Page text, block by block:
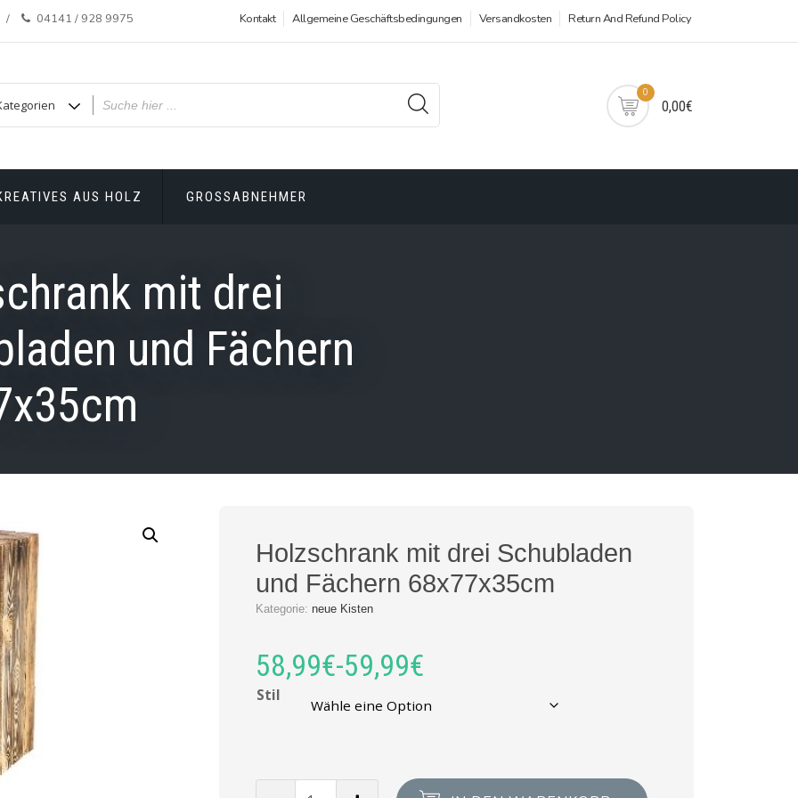
04141 / 928 9975 Kontakt Allgemeine Geschäftsbedingungen Versandkosten Return And Refund Policy
0
0,00€
AUS HOLZ GROSSABNEHMER
mit drei
und Fächern
Holzschrank mit drei Schubladen
und Fächern 68x77x35cm
Kategorie: neue Kisten
58,99€-59,99€
Stil